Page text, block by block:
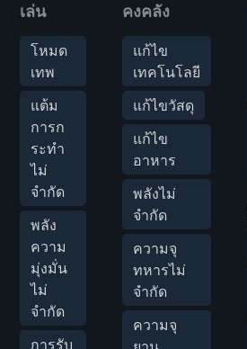
เล่น
โหมด
เทพ
แต้ม
การก
ระทำ
ไม่
จำกัด
พลัง
ความ
มุ่งมั่น
ไม่
จำกัด
การรับ
คงคลัง
แก้ไข
เทคโนโลยี
แก้ไขวัสดุ
แก้ไข
อาหาร
พลังไม่
จำกัด
ความจุ
ทหารไม่
จำกัด
ความจุ